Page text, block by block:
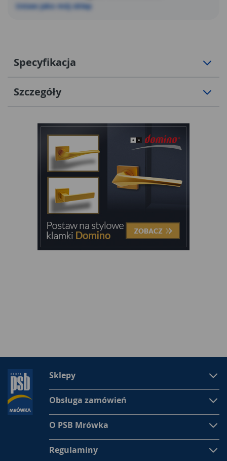
Ustaw jako mój sklep
Specyfikacja
Szczegóły
Sklepy
Obsługa zamówień
O PSB Mrówka
Regulaminy